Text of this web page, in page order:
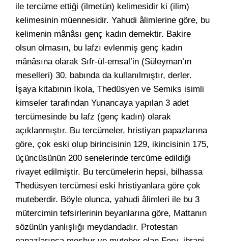
ile tercüme ettiği (ilmetün) kelimesidir ki (ilim)
kelimesinin müennesidir. Yahudi âlimlerine göre, bu
kelimenin mânâsı genç kadın demektir. Bakire
olsun olmasın, bu lafzı evlenmiş genç kadın
mânâsına olarak Sıfr-ül-emsal’in (Süleyman’ın
meselleri) 30. babında da kullanılmıştır, derler.
İşaya kitabının İkola, Thedüsyen ve Semiks isimli
kimseler tarafından Yunancaya yapılan 3 adet
tercümesinde bu lafz (genç kadın) olarak
açıklanmıştır. Bu tercümeler, hristiyan papazlarına
göre, çok eski olup birincisinin 129, ikincisinin 175,
üçüncüsünün 200 senelerinde tercüme edildiği
rivayet edilmiştir. Bu tercümelerin hepsi, bilhassa
Thedüsyen tercümesi eski hristiyanlara göre çok
muteberdir. Böyle olunca, yahudi âlimleri ile bu 3
mütercimin tefsirlerinin beyanlarına göre, Mattanın
sözünün yanlışlığı meydandadır. Protestan